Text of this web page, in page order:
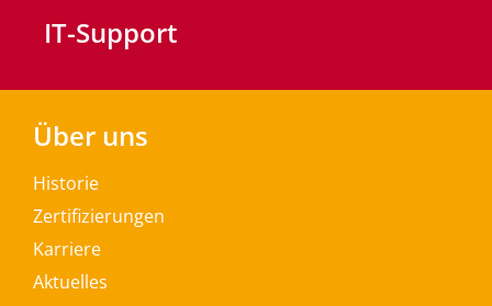
IT-Support
Über uns
Historie
Zertifizierungen
Karriere
Aktuelles